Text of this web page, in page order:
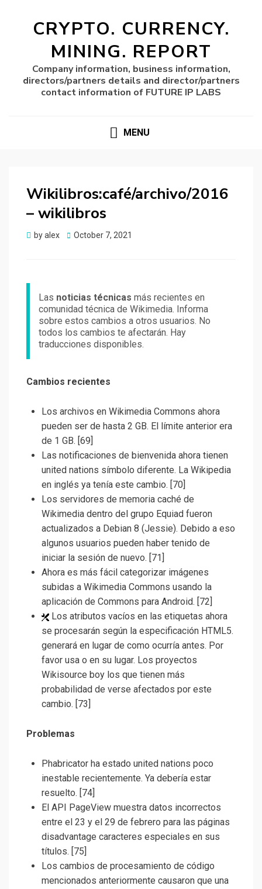
CRYPTO. CURRENCY.
MINING. REPORT
Company information, business information,
directors/partners details and director/partners
contact information of FUTURE IP LABS
MENU
Wikilibros:café/archivo/2016
– wikilibros
byalex
Posted
October 7, 2021
Las noticias técnicas más recientes en
comunidad técnica de Wikimedia. Informa
sobre estos cambios a otros usuarios. No
todos los cambios te afectarán. Hay
traducciones disponibles.
Cambios recientes
Los archivos en Wikimedia Commons ahora
pueden ser de hasta 2 GB. El límite anterior era
de 1 GB. [69]
Las notificaciones de bienvenida ahora tienen
united nations símbolo diferente. La Wikipedia
en inglés ya tenía este cambio. [70]
Los servidores de memoria caché de
Wikimedia dentro del grupo Equiad fueron
actualizados a Debian 8 (Jessie). Debido a eso
algunos usuarios pueden haber tenido de
iniciar la sesión de nuevo. [71]
Ahora es más fácil categorizar imágenes
subidas a Wikimedia Commons usando la
aplicación de Commons para Android. [72]
Los atributos vacíos en las etiquetas ahora
se procesarán según la especificación HTML5.
generará en lugar de como ocurría antes. Por
favor usa o en su lugar. Los proyectos
Wikisource boy los que tienen más
probabilidad de verse afectados por este
cambio. [73]
Problemas
Phabricator ha estado united nations poco
inestable recientemente. Ya debería estar
resuelto. [74]
El API PageView muestra datos incorrectos
entre el 23 y el 29 de febrero para las páginas
disadvantage caracteres especiales en sus
títulos. [75]
Los cambios de procesamiento de código
mencionados anteriormente causaron que una